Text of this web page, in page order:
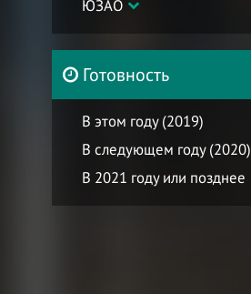
ЮЗАО
Готовность
В этом году (2019)
В следующем году (2020)
В 2021 году или позднее